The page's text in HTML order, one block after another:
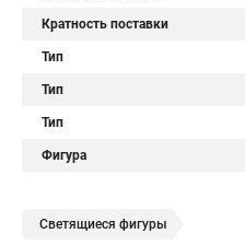
Кратность поставки
Тип
Тип
Тип
Фигура
Светящиеся фигуры